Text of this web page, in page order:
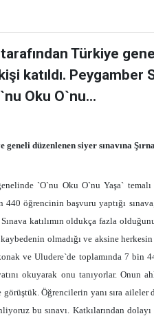
tarafından Türkiye
katıldı. Peygamber
Oku O`nu...
düzenlenen siyer sınavına
`O`nu Oku O`nu Yaşa`
öğrencinin başvuru yaptığı
katılımın oldukça fazla
olmadığı ve aksine
ve Uludere`de toplamında 7 bin
okuyarak onu tanıyorlar. Onun
Öğrencilerin yanı sıra aileler
bu sınavı. Katkılarından